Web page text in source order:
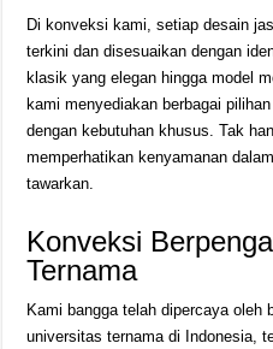
Di konveksi kami, setiap desain
terkini dan disesuaikan dengan
klasik yang elegan hingga model
kami menyediakan berbagai
dengan kebutuhan khusus. Tak
memperhatikan kenyamanan
tawarkan.
Konveksi
Ternama
Kami bangga telah dipercaya oleh
universitas ternama di Indonesia,